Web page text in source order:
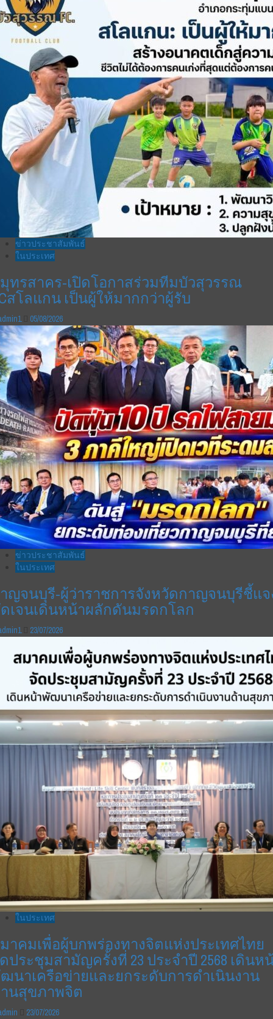
ข่าวประชาสัมพันธ์
ในประเทศ
ทรสาคร-เปิดโอกาสร่วมทีมบัวสุวรรณ
สโลแกน เป็นผู้ให้มากกว่าผู้รับ
05/08/2026
ข่าวประชาสัมพันธ์
ในประเทศ
ญจนบุรี-ผู้ว่าราชการจังหวัดกาญจนบุรีชี้แจ
เจนเดินหน้าผลักดันมรดกโลก
23/07/2026
ในประเทศ
าคมเพื่อผู้บกพร่องทางจิตแห่งประเทศไทย
ประชุมสามัญครั้งที่ 23 ประจำปี 2568 เดินห
นาเครือข่ายและยกระดับการดำเนินงาน
นสุขภาพจิต
23/07/2026